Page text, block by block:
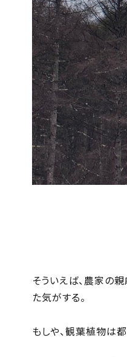
そういえば、農家の
た気がする。
もしや、観葉植物は